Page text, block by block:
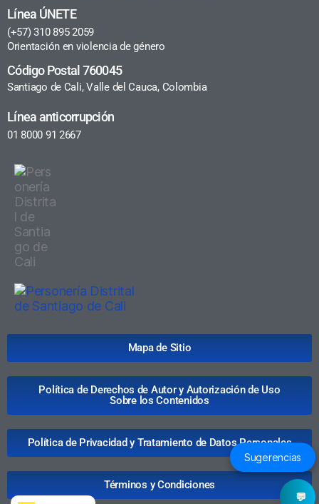
Línea ÚNETE
(+57) 310 895 2059
Orientación en violencia de género
Código Postal 760045
Santiago de Cali, Valle del Cauca, Colombia
Línea anticorrupción
01 8000 91 2667
Mapa de Sitio
Política de Derechos de Autor y Autorización de Uso
Sobre los Contenidos
Política de Privacidad y Tratamiento de Datos Personales
Términos y Condiciones
Sugerencias
💬